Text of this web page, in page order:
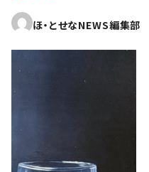
ほ・とせなNEWS編集部